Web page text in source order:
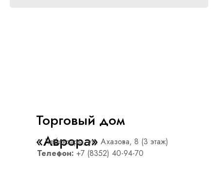
Торговый дом
«Аврора»
г. Чебоксары, ул. Ахазова, 8 (3 этаж)
Телефон: +7 (8352) 40-94-70